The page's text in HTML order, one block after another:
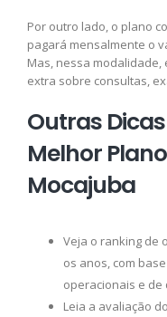
Por outro lado, o plano
pagará mensalmente o
Mas, nessa
extra sobre consultas,
Outras
Melhor
Mocajuba
Veja o ranking de
os anos, com
operacionais e de
Leia a avaliação